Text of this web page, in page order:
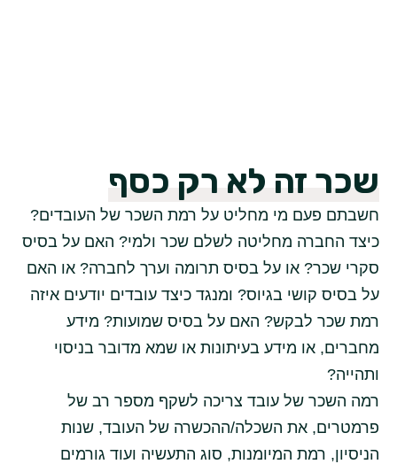
שכר זה לא רק כסף
חשבתם פעם מי מחליט על רמת השכר של העובדים?
כיצד החברה מחליטה לשלם שכר ולמי? האם על בסיס
סקרי שכר? או על בסיס תרומה וערך לחברה? או האם
על בסיס קושי בגיוס? ומנגד כיצד עובדים יודעים איזה
רמת שכר לבקש? האם על בסיס שמועות? מידע
מחברים, או מידע בעיתונות או שמא מדובר בניסוי
ותהייה?
רמה השכר של עובד צריכה לשקף מספר רב של
פרמטרים, את השכלה/ההכשרה של העובד, שנות
הניסיון, רמת המיומנות, סוג התעשיה ועוד גורמים